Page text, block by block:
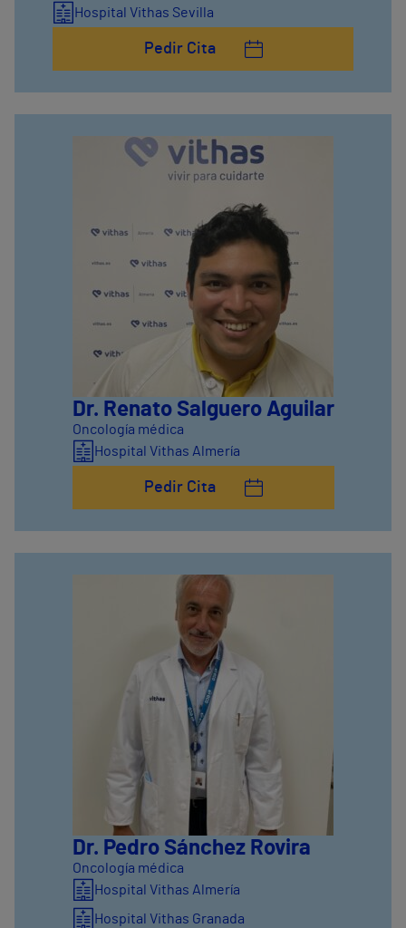
Hospital Vithas Sevilla
Pedir Cita
Dr. Renato Salguero Aguilar
Oncología médica
Hospital Vithas Almería
Pedir Cita
Dr. Pedro Sánchez Rovira
Oncología médica
Hospital Vithas Almería
Hospital Vithas Granada